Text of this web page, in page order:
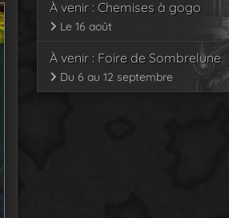
À venir : Chemises à gogo
Le 16 août
À venir : Foire de Sombrelune
Du 6 au 12 septembre